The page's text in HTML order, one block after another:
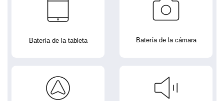
Batería de la tableta Batería de la cámara